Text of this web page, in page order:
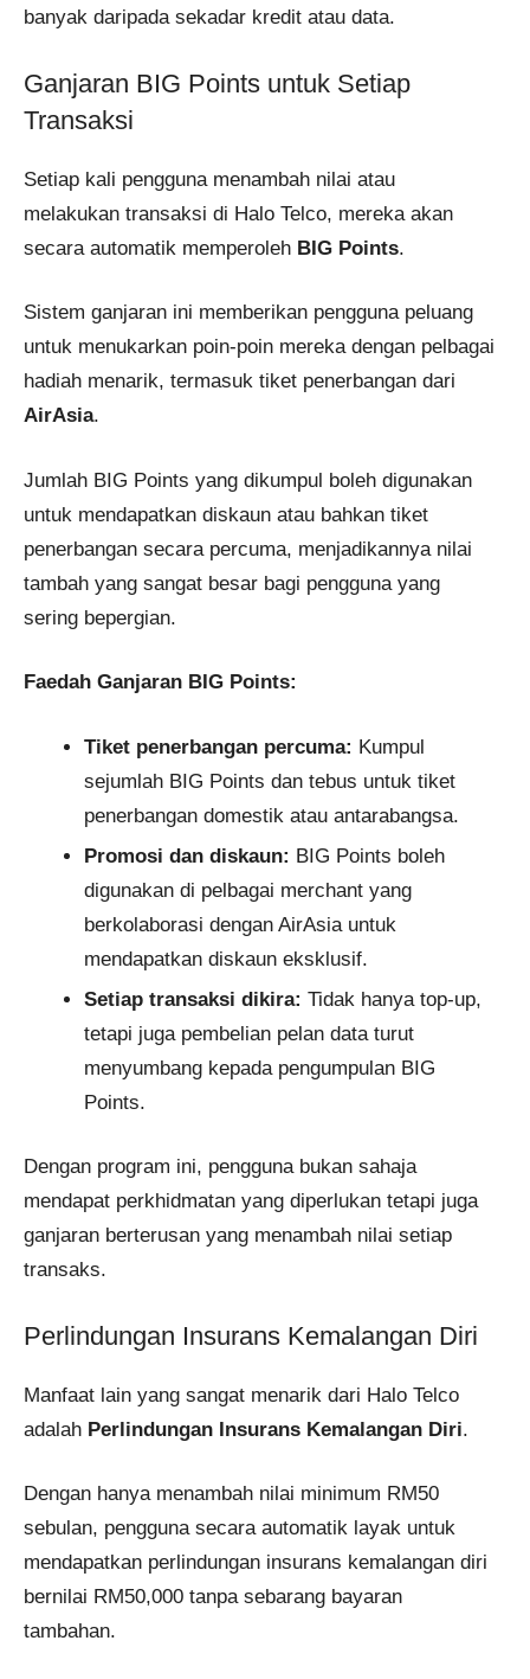
banyak daripada sekadar kredit atau data.
Ganjaran BIG Points untuk Setiap
Transaksi
Setiap kali pengguna menambah nilai atau
melakukan transaksi di Halo Telco, mereka akan
secara automatik memperoleh BIG Points.
Sistem ganjaran ini memberikan pengguna peluang
untuk menukarkan poin-poin mereka dengan pelbagai
hadiah menarik, termasuk tiket penerbangan dari
AirAsia.
Jumlah BIG Points yang dikumpul boleh digunakan
untuk mendapatkan diskaun atau bahkan tiket
penerbangan secara percuma, menjadikannya nilai
tambah yang sangat besar bagi pengguna yang
sering bepergian.
Faedah Ganjaran BIG Points:
Tiket penerbangan percuma: Kumpul
sejumlah BIG Points dan tebus untuk tiket
penerbangan domestik atau antarabangsa.
Promosi dan diskaun: BIG Points boleh
digunakan di pelbagai merchant yang
berkolaborasi dengan AirAsia untuk
mendapatkan diskaun eksklusif.
Setiap transaksi dikira: Tidak hanya top-up,
tetapi juga pembelian pelan data turut
menyumbang kepada pengumpulan BIG
Points.
Dengan program ini, pengguna bukan sahaja
mendapat perkhidmatan yang diperlukan tetapi juga
ganjaran berterusan yang menambah nilai setiap
transaks.
Perlindungan Insurans Kemalangan Diri
Manfaat lain yang sangat menarik dari Halo Telco
adalah Perlindungan Insurans Kemalangan Diri.
Dengan hanya menambah nilai minimum RM50
sebulan, pengguna secara automatik layak untuk
mendapatkan perlindungan insurans kemalangan diri
bernilai RM50,000 tanpa sebarang bayaran
tambahan.